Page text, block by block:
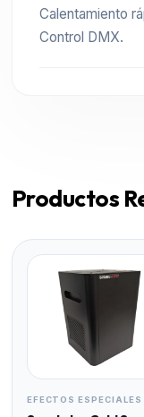
Calentamiento
Control DMX.
Productos
EFECTOS ESPECIALES